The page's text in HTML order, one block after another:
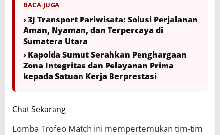
BACA JUGA
› 3J Transport Pariwisata: Solusi Perjalanan
Aman, Nyaman, dan Terpercaya di
Sumatera Utara
› Kapolda Sumut Serahkan Penghargaan
Zona Integritas dan Pelayanan Prima
kepada Satuan Kerja Berprestasi
Chat Sekarang
Lomba Trofeo Match ini mempertemukan tim-tim